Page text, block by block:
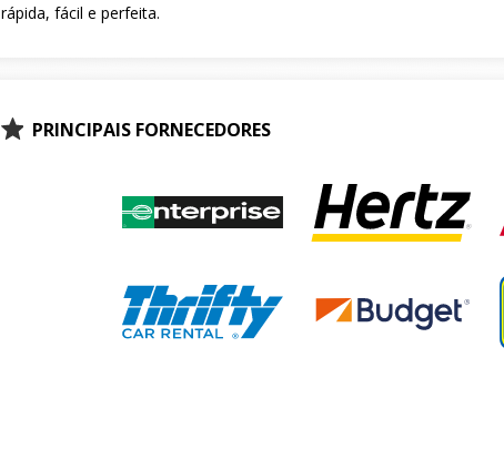
rápida, fácil e perfeita.
PRINCIPAIS FORNECEDORES